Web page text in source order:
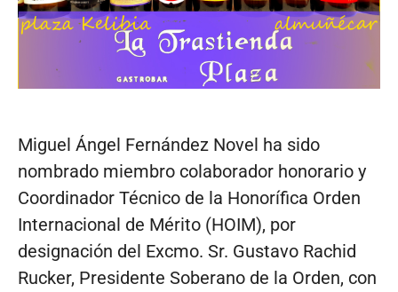
Miguel Ángel Fernández Novel ha sido
nombrado miembro colaborador honorario y
Coordinador Técnico de la Honorífica Orden
Internacional de Mérito (HOIM), por
designación del Excmo. Sr. Gustavo Rachid
Rucker, Presidente Soberano de la Orden, con